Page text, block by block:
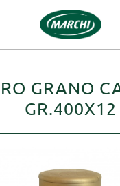
GRANO
GR.400X12